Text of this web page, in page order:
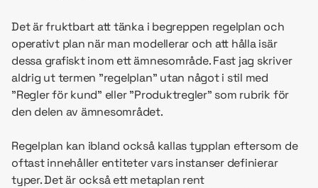
Det är fruktbart att tänka i begreppen regelplan och
operativt plan när man modellerar och att hålla isär
dessa grafiskt inom ett ämnesområde. Fast jag skriver
aldrig ut termen ”regelplan” utan något i stil med
”Regler för kund” eller ”Produktregler” som rubrik för
den delen av ämnesområdet.
Regelplan kan ibland också kallas typplan eftersom de
oftast innehåller entiteter vars instanser definierar
typer. Det är också ett metaplan rent